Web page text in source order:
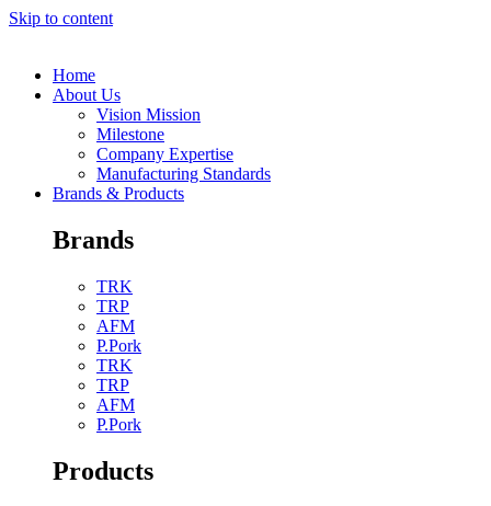
Skip to content
Home
About Us
Vision Mission
Milestone
Company Expertise
Manufacturing Standards
Brands & Products
Brands
TRK
TRP
AFM
P.Pork
TRK
TRP
AFM
P.Pork
Products